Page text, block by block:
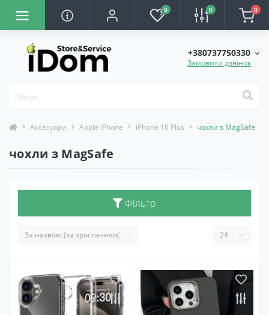
0 0 0
+380737750330
Замовити дзвінок
Аксесуари Apple iPhone iPhone 16 Plus чохли з MagSafe
чохли з MagSafe
Фільтр